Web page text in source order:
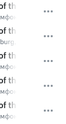
the invisible
the invisible
the invisible
the invisible
the invisible